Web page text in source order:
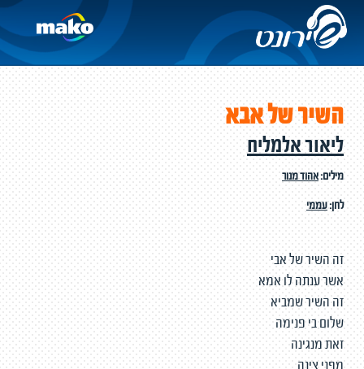
השיר של אבא
ליאור אלמליח
מילים:אהוד מנור
לחן:עממי
זה השיר של אבי
אשר ענתה לו אמא
זה השיר שמביא
שלום בי פנימה
זאת מנגינה